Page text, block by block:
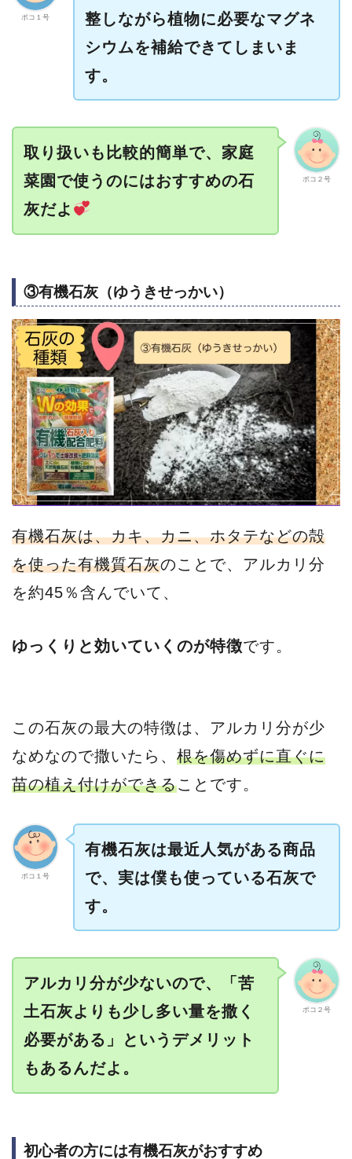
ポコ１号
整しながら植物に必要なマグネ
シウムを補給できてしまいま
す。
ポコ２号
取り扱いも比較的簡単で、家庭
菜園で使うのにはおすすめの石
灰だよ
③有機石灰（ゆうきせっかい）
有機石灰は、カキ、カニ、ホタテなどの殻
を使った有機質石灰のことで、アルカリ分
を約45％含んでいて、
ゆっくりと効いていくのが特徴です。
この石灰の最大の特徴は、アルカリ分が少
なめなので撒いたら、 根を傷めずに直ぐに
苗の植え付けができることです。
ポコ１号
有機石灰は最近人気がある商品
で、実は僕も使っている石灰で
す。
ポコ２号
アルカリ分が少ないので、「苦
土石灰よりも少し多い量を撒く
必要がある」というデメリット
もあるんだよ。
初心者の方には有機石灰がおすすめ